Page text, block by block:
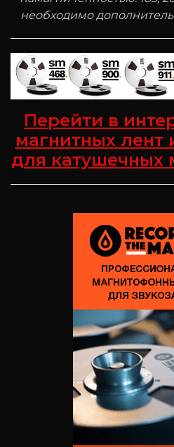
необходимо
Перейти в
магнитных лент
для катушечных